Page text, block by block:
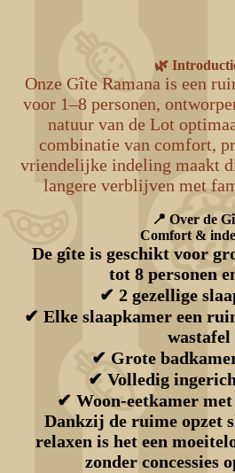
🌿
Onze Gîte Ramana is een
voor 1–8 personen,
natuur van de Lot
combinatie van comfort,
vriendelijke indeling maakt
langere verblijven met
📍 Over de
Comfort &
De gîte is geschikt voor
tot 8 personen
✔ 2 gezellige
✔ Elke slaapkamer een
wastafel
✔ Grote
✔ Volledig
✔ Woon-eetkamer
Dankzij de ruime opzet
relaxen is het een
zonder concessies